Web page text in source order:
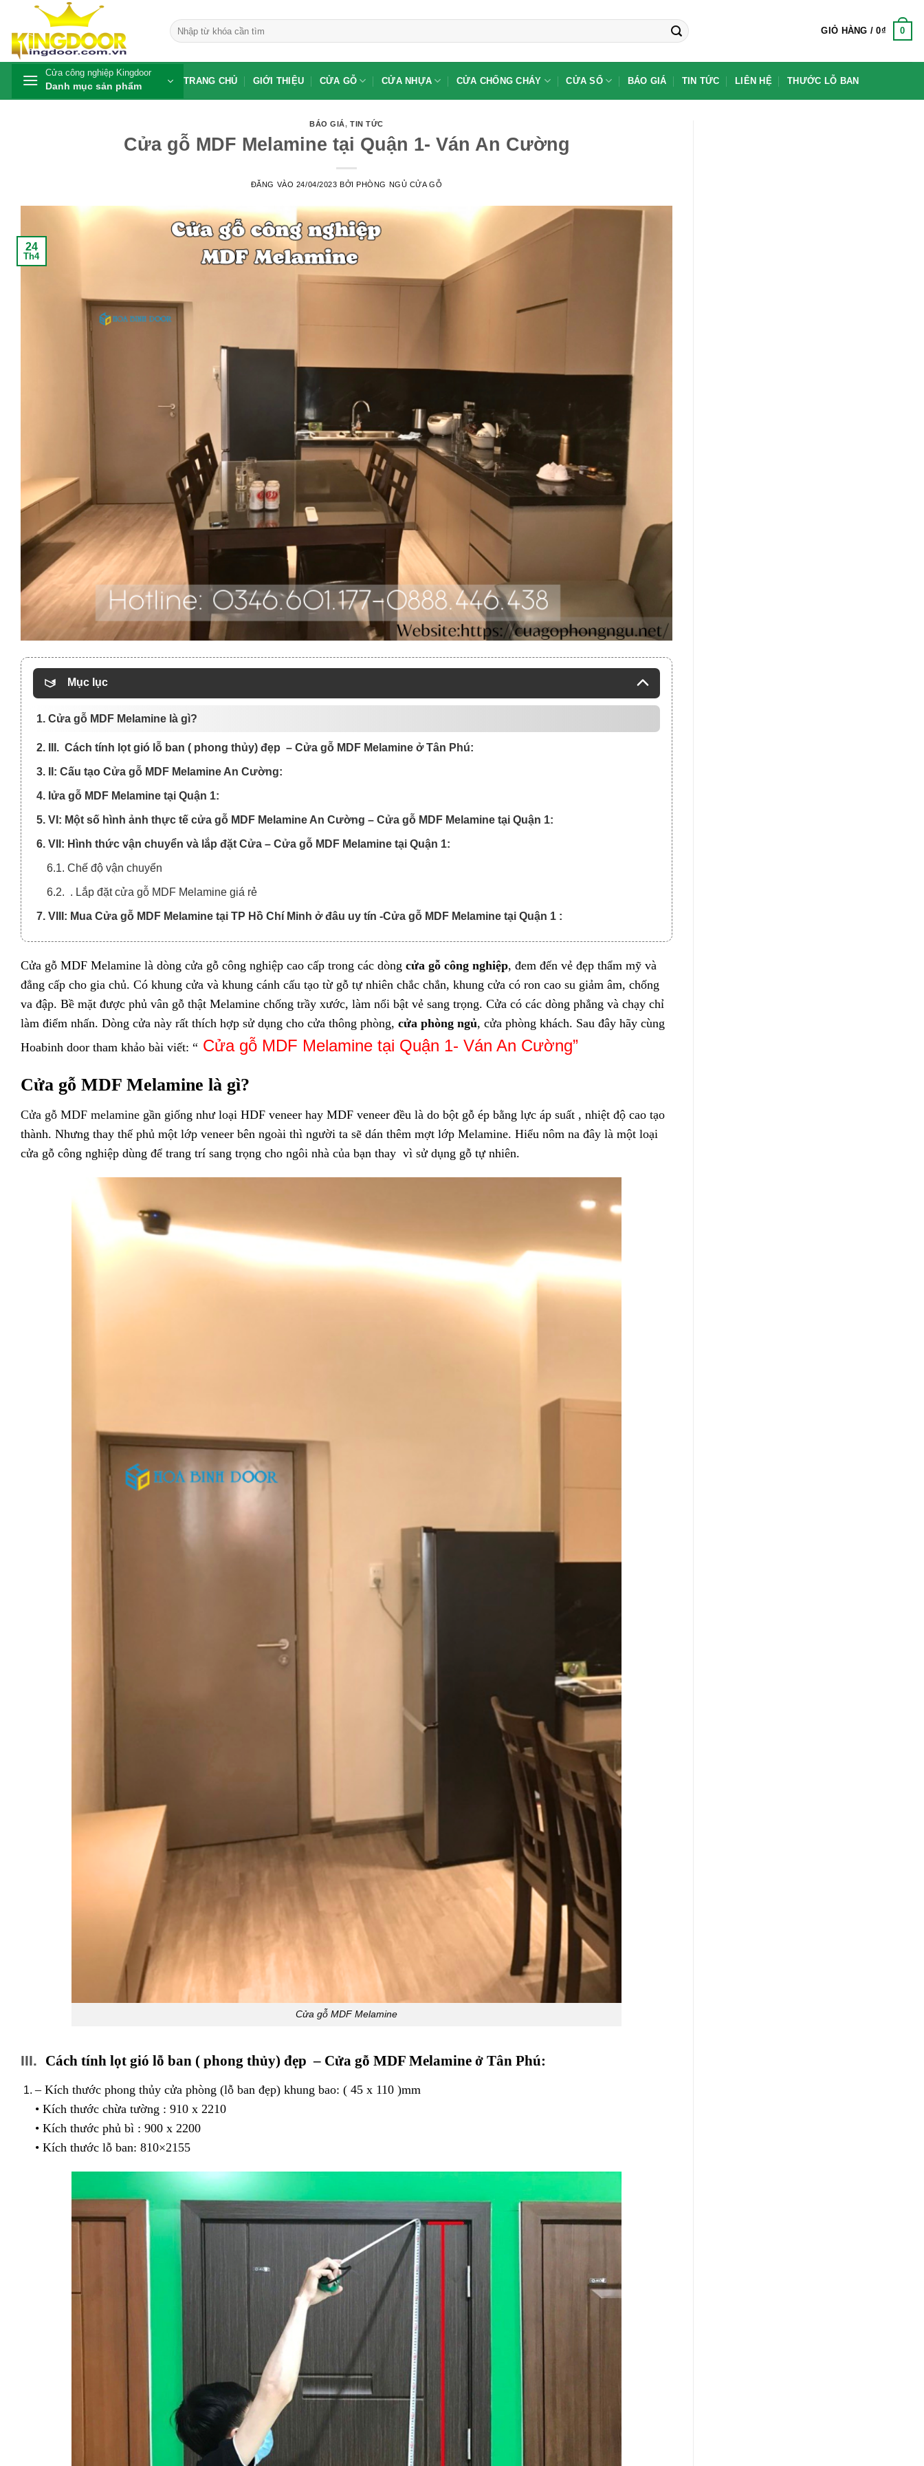
nội
dung
Tìm
kiếm:
GIỎ HÀNG /0₫ 0
Cửa công nghiệp Kingdoor
Danh mục sản phẩm TRANG CHỦ GIỚI THIỆU CỬA GỖ CỬA NHỰA CỬA CHỐNG CHÁY CỬA SỔ BÁO GIÁ TIN TỨC LIÊN HỆ THƯỚC LỖ BAN
BÁO GIÁ,TIN TỨC
Cửa gỗ MDF Melamine tại Quận 1- Ván An Cường
ĐĂNG VÀO 24/04/2023 BỞIPHÒNG NGỦ CỬA GỖ
24
Th4
Mục lục
1. Cửa gỗ MDF Melamine là gì?
2. III. Cách tính lọt gió lỗ ban ( phong thủy) đẹp – Cửa gỗ MDF Melamine ở Tân Phú:
3. II: Cấu tạo Cửa gỗ MDF Melamine An Cường:
4. Iửa gỗ MDF Melamine tại Quận 1:
5. VI: Một số hình ảnh thực tế cửa gỗ MDF Melamine An Cường – Cửa gỗ MDF Melamine tại Quận 1:
6. VII: Hình thức vận chuyển và lắp đặt Cửa – Cửa gỗ MDF Melamine tại Quận 1:
6.1. Chế độ vận chuyển
6.2. . Lắp đặt cửa gỗ MDF Melamine giá rẻ
7. VIII: Mua Cửa gỗ MDF Melamine tại TP Hồ Chí Minh ở đâu uy tín -Cửa gỗ MDF Melamine tại Quận 1 :
Cửa gỗ MDF Melamine là dòng cửa gỗ công nghiệp cao cấp trong các dòng cửa gỗ công nghiệp, đem đến vẻ đẹp thẩm mỹ và
đẳng cấp cho gia chủ. Có khung cửa và khung cánh cấu tạo từ gỗ tự nhiên chắc chắn, khung cửa có ron cao su giảm âm, chống
va đập. Bề mặt được phủ vân gỗ thật Melamine chống trầy xước, làm nổi bật vẻ sang trọng. Cửa có các dòng phẳng và chạy chỉ
làm điểm nhấn. Dòng cửa này rất thích hợp sử dụng cho cửa thông phòng, cửa phòng ngủ, cửa phòng khách. Sau đây hãy cùng
Hoabinh door tham khảo bài viết: “ Cửa gỗ MDF Melamine tại Quận 1- Ván An Cường”
Cửa gỗ MDF Melamine là gì?
Cửa gỗ MDF melamine gần giống như loại HDF veneer hay MDF veneer đều là do bột gỗ ép bằng lực áp suất , nhiệt độ cao tạo
thành. Nhưng thay thế phủ một lớp veneer bên ngoài thì người ta sẽ dán thêm mợt lớp Melamine. Hiểu nôm na đây là một loại
cửa gỗ công nghiệp dùng để trang trí sang trọng cho ngôi nhà của bạn thay vì sử dụng gỗ tự nhiên.
Cửa gỗ MDF Melamine
III. Cách tính lọt gió lỗ ban ( phong thủy) đẹp – Cửa gỗ MDF Melamine ở Tân Phú:
– Kích thước phong thủy cửa phòng (lỗ ban đẹp) khung bao: ( 45 x 110 )mm
• Kích thước chừa tường : 910 x 2210
• Kích thước phủ bì : 900 x 2200
• Kích thước lỗ ban: 810×2155